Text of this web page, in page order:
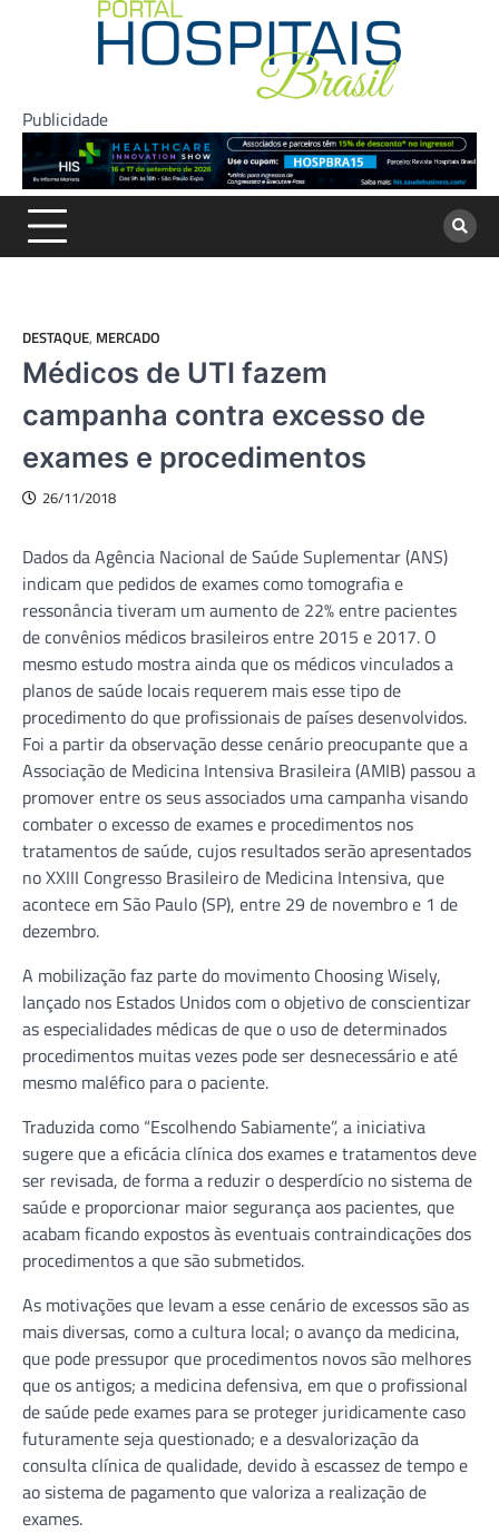
Publicidade
DESTAQUE, MERCADO
Médicos de UTI fazem
campanha contra excesso de
exames e procedimentos
26/11/2018
Dados da Agência Nacional de Saúde Suplementar (ANS)
indicam que pedidos de exames como tomografia e
ressonância tiveram um aumento de 22% entre pacientes
de convênios médicos brasileiros entre 2015 e 2017. O
mesmo estudo mostra ainda que os médicos vinculados a
planos de saúde locais requerem mais esse tipo de
procedimento do que profissionais de países desenvolvidos.
Foi a partir da observação desse cenário preocupante que a
Associação de Medicina Intensiva Brasileira (AMIB) passou a
promover entre os seus associados uma campanha visando
combater o excesso de exames e procedimentos nos
tratamentos de saúde, cujos resultados serão apresentados
no XXIII Congresso Brasileiro de Medicina Intensiva, que
acontece em São Paulo (SP), entre 29 de novembro e 1 de
dezembro.
A mobilização faz parte do movimento Choosing Wisely,
lançado nos Estados Unidos com o objetivo de conscientizar
as especialidades médicas de que o uso de determinados
procedimentos muitas vezes pode ser desnecessário e até
mesmo maléfico para o paciente.
Traduzida como “Escolhendo Sabiamente”, a iniciativa
sugere que a eficácia clínica dos exames e tratamentos deve
ser revisada, de forma a reduzir o desperdício no sistema de
saúde e proporcionar maior segurança aos pacientes, que
acabam ficando expostos às eventuais contraindicações dos
procedimentos a que são submetidos.
As motivações que levam a esse cenário de excessos são as
mais diversas, como a cultura local; o avanço da medicina,
que pode pressupor que procedimentos novos são melhores
que os antigos; a medicina defensiva, em que o profissional
de saúde pede exames para se proteger juridicamente caso
futuramente seja questionado; e a desvalorização da
consulta clínica de qualidade, devido à escassez de tempo e
ao sistema de pagamento que valoriza a realização de
exames.